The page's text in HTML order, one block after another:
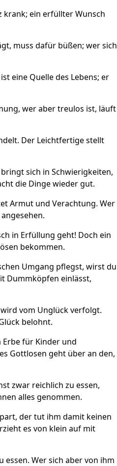
krank; ein erfüllter Wunsch
muss dafür büßen; wer sich
eine Quelle des Lebens; er
wer aber treulos ist, läuft
Der Leichtfertige stellt
sich in Schwierigkeiten,
die Dinge wieder gut.
Armut und Verachtung. Wer
in Erfüllung geht! Doch ein
bekommen.
Umgang pflegst, wirst du
Dummköpfen einlässt,
vom Unglück verfolgt.
belohnt.
für Kinder und
Gottlosen geht über an den,
zwar reichlich zu essen,
alles genommen.
der tut ihm damit keinen
es von klein auf mit
Wer sich aber von ihm